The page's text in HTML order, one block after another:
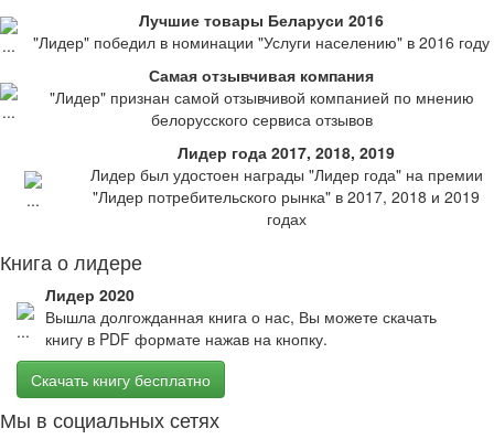
Лучшие товары Беларуси 2016
"Лидер" победил в номинации "Услуги населению" в 2016 году
Самая отзывчивая компания
"Лидер" признан самой отзывчивой компанией по мнению
белорусского сервиса отзывов
Лидер года 2017, 2018, 2019
Лидер был удостоен награды "Лидер года" на премии
"Лидер потребительского рынка" в 2017, 2018 и 2019
годах
Книга о лидере
Лидер 2020
Вышла долгожданная книга о нас, Вы можете скачать
книгу в PDF формате нажав на кнопку.
Скачать книгу бесплатно
Мы в социальных сетях